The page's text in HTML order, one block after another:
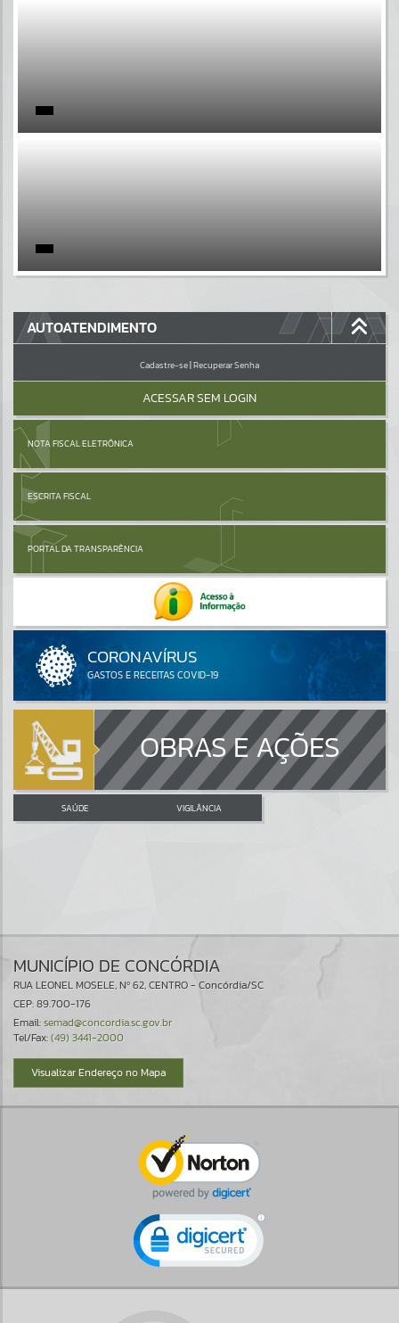
Por favor, aguarde...
GALERIAS
Por favor, aguarde...
AUTOATENDIMENTO
Cadastre-se|Recuperar Senha
ACESSAR SEM LOGIN
NOTA FISCAL ELETRÔNICA
ESCRITA FISCAL
PORTAL DA TRANSPARÊNCIA
OBRAS E AÇÕES
SAÚDE VIGILÂNCIA
MUNICÍPIO DE CONCÓRDIA
RUA LEONEL MOSELE, Nº 62, CENTRO - Concórdia/SC
CEP: 89.700-176
Email:semad@concordia.sc.gov.br
Tel/Fax:(49) 3441-2000
Visualizar Endereço no Mapa